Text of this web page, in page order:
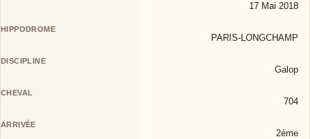
17 Mai 2018
PARIS-LONGCHAMP
Galop
704
2éme